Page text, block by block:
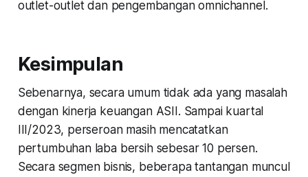
outlet-outlet dan pengembangan omnichannel.
Kesimpulan
Sebenarnya, secara umum tidak ada yang masalah
dengan kinerja keuangan ASII. Sampai kuartal
III/2023, perseroan masih mencatatkan
pertumbuhan laba bersih sebesar 10 persen.
Secara segmen bisnis, beberapa tantangan muncul